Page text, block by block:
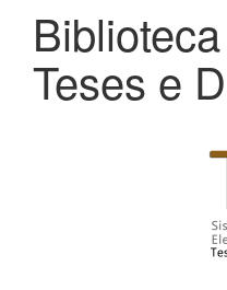
Teses e